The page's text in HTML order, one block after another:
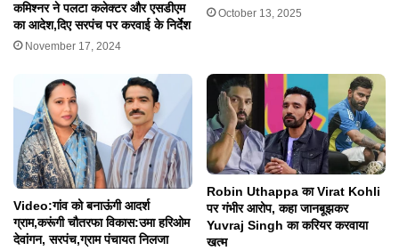
कमिश्नर ने पलटा कलेक्टर और एसडीएम
का आदेश,दिए सरपंच पर करवाई के निर्देश
November 17, 2024
October 13, 2025
Video:गांव को बनाऊंगी आदर्श
ग्राम,करूंगी चौतरफा विकास:उमा हरिओम
देवांगन, सरपंच,ग्राम पंचायत निलजा
Robin Uthappa का Virat Kohli
पर गंभीर आरोप, कहा जानबूझकर
Yuvraj Singh का करियर करवाया
खत्म